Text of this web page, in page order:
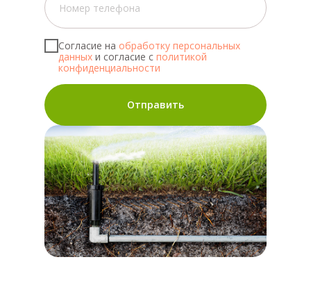
Согласие на обработку персональных
данных и согласие с политикой
конфиденциальности
Отправить